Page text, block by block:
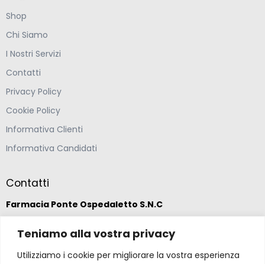
Teniamo alla vostra privacy
Utilizziamo i cookie per migliorare la vostra esperienza
Shop
Chi Siamo
I Nostri Servizi
Contatti
Privacy Policy
Cookie Policy
Informativa Clienti
Informativa Candidati
Contatti
Farmacia Ponte Ospedaletto S.N.C
Via della Solidarietà 2,
47020 Longiano, Forlì-Cesena